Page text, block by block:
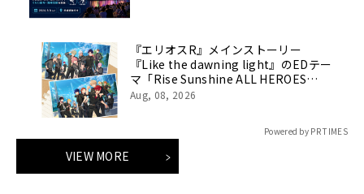
『エリオスR』メインストーリー
『Like the dawning light』のEDテー
マ「Rise Sunshine ALL HEROES
Ver.」がフルサイズ配信決定！
Aug, 08, 2026
Powered by PR TIMES
VIEW MORE